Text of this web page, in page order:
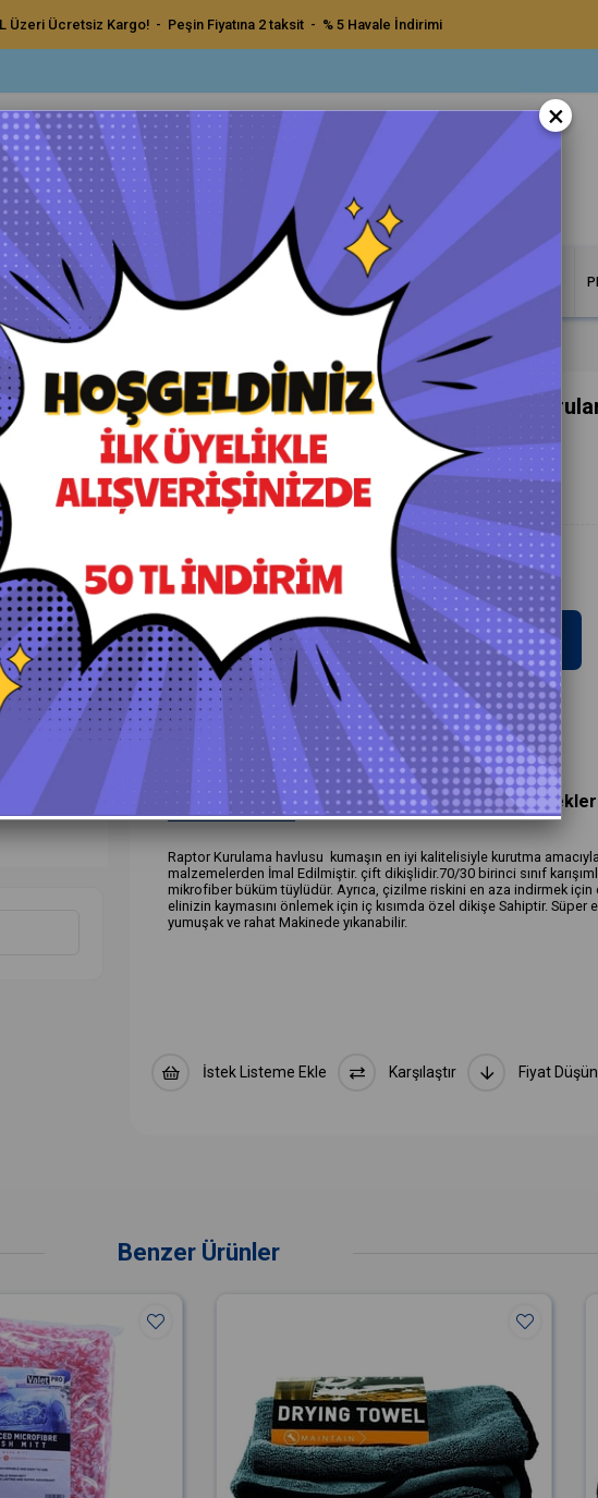
Üzeri Ücretsiz Kargo! - Peşin Fiyatına 2 taksit - % 5 Havale İndirimi
Ürünleri Dış Bakım Ürünleri Uygulama Pedleri ve Bezler Aksesuarlar ve Makineler
Raptor Drying Towel 1400Gsm Kurulama Bezi 47x70cm
›
Slopes Raptor Drying Towel 1400Gsm
Orijinal Ürün - Yetkili Satıcı - Hızlı Kargo
₺900,00
Havale ile Ödeme
₺855,00
Daha Fazla Yıkama Eldivenleri Havlular Bezler
Ürün Özellikleri Yorumlar(0) Ödeme
Raptor Kurulama havlusu kumaşın en iyi kalitelisiyle kurutma
malzemelerden İmal Edilmiştir. çift dikişlidir.70/30 birinci sınıf
mikrofiber büküm tüylüdür. Ayrıca, çizilme riskini en aza indirmek için
elinizin kaymasını önlemek için iç kısımda özel dikişe Sahiptir. Süper
yumuşak ve rahat Makinede yıkanabilir.
İstek Listeme Ekle Karşılaştır Fiyat
Benzer Ürünler
×